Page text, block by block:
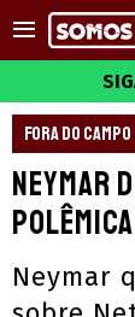
FORA DO CAMPO
Neymar
Neymar